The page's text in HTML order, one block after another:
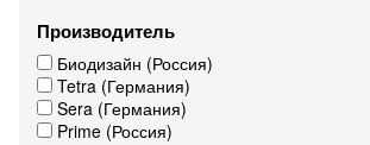
Производитель
Биодизайн (Россия)
Tetra (Германия)
Sera (Германия)
Prime (Россия)